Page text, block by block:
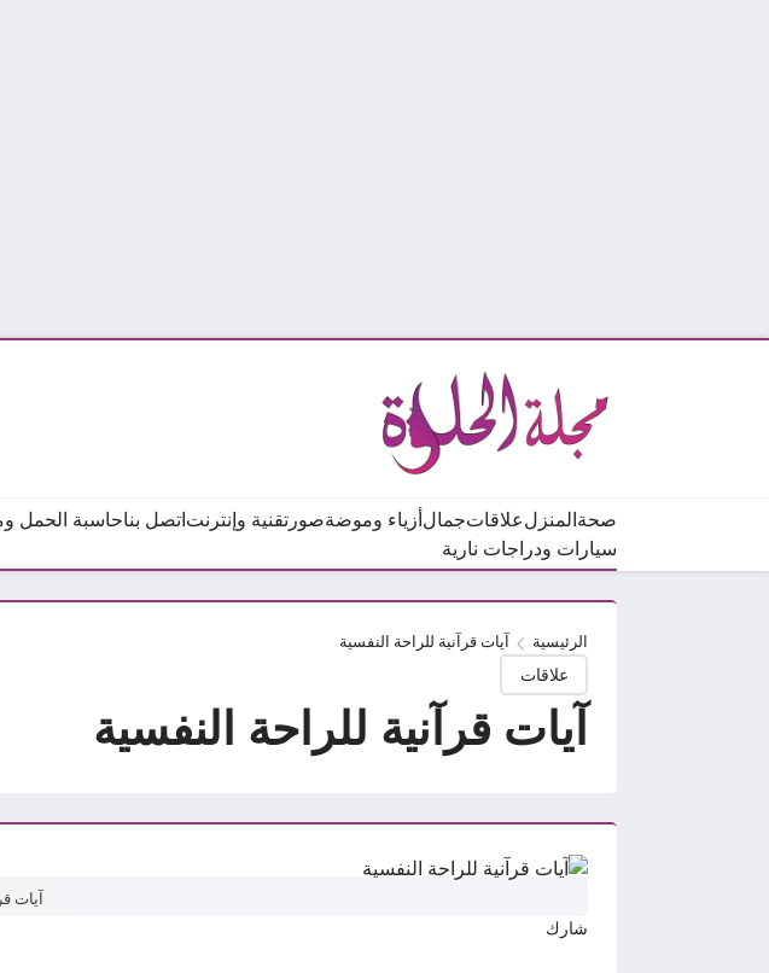
صحة المنزلعلاقاتجمال أزياء وموضةصور تقنية وإنترنت اتصل بناحاسبة الحمل
سيارات ودراجات نارية
الرئيسية آيات قرآنية للراحة النفسية
علاقات
آيات قرآنية للراحة النفسية
آيات
شارك